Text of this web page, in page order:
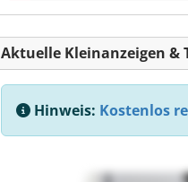
Aktuelle Kleinanzeigen &
Hinweis: Kostenlos